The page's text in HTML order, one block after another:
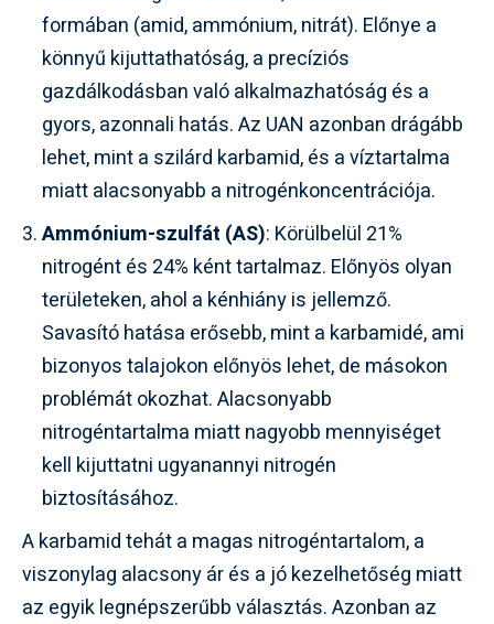
formában (amid, ammónium, nitrát). Előnye a
könnyű kijuttathatóság, a precíziós
gazdálkodásban való alkalmazhatóság és a
gyors, azonnali hatás. Az UAN azonban drágább
lehet, mint a szilárd karbamid, és a víztartalma
miatt alacsonyabb a nitrogénkoncentrációja.
Ammónium-szulfát (AS): Körülbelül 21%
nitrogént és 24% ként tartalmaz. Előnyös olyan
területeken, ahol a kénhiány is jellemző.
Savasító hatása erősebb, mint a karbamidé, ami
bizonyos talajokon előnyös lehet, de másokon
problémát okozhat. Alacsonyabb
nitrogéntartalma miatt nagyobb mennyiséget
kell kijuttatni ugyanannyi nitrogén
biztosításához.
A karbamid tehát a magas nitrogéntartalom, a
viszonylag alacsony ár és a jó kezelhetőség miatt
az egyik legnépszerűbb választás. Azonban az